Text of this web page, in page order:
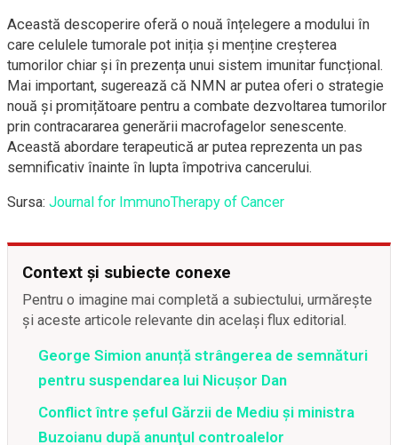
Această descoperire oferă o nouă înțelegere a modului în
care celulele tumorale pot iniția și menține creșterea
tumorilor chiar și în prezența unui sistem imunitar funcțional.
Mai important, sugerează că NMN ar putea oferi o strategie
nouă și promițătoare pentru a combate dezvoltarea tumorilor
prin contracararea generării macrofagelor senescente.
Această abordare terapeutică ar putea reprezenta un pas
semnificativ înainte în lupta împotriva cancerului.
Sursa: Journal for ImmunoTherapy of Cancer
Context și subiecte conexe
Pentru o imagine mai completă a subiectului, urmărește
și aceste articole relevante din același flux editorial.
George Simion anunță strângerea de semnături
pentru suspendarea lui Nicușor Dan
Conflict între şeful Gărzii de Mediu şi ministra
Buzoianu după anunţul controalelor